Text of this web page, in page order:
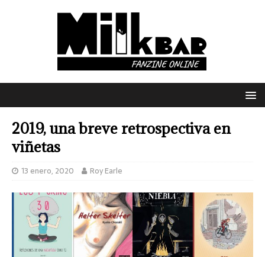
2019, una breve retrospectiva en
viñetas
13 enero, 2020 Roy Earle